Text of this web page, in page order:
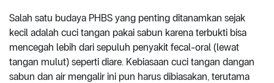
Salah satu budaya PHBS yang penting ditanamkan sejak
kecil adalah cuci tangan pakai sabun karena terbukti bisa
mencegah lebih dari sepuluh penyakit fecal-oral (lewat
tangan mulut) seperti diare. Kebiasaan cuci tangan dangan
sabun dan air mengalir ini pun harus dibiasakan, terutama